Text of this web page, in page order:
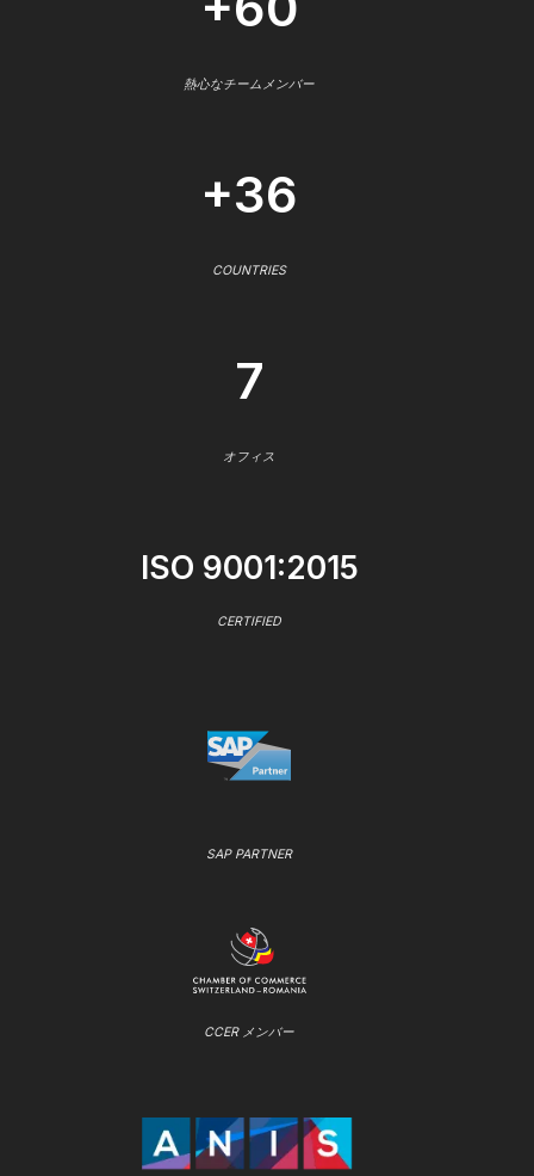
熱心なチームメンバー
+36
COUNTRIES
7
オフィス
ISO 9001:2015
CERTIFIED
SAP PARTNER
CCER メンバー